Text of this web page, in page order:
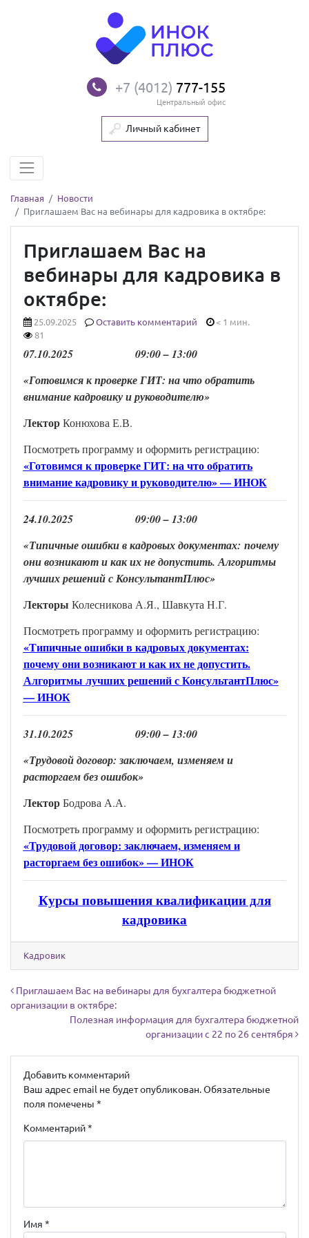
+7 (4012) 777-155
Центральный офис
Личный кабинет
Главная
Новости
Приглашаем Вас на вебинары для кадровика в октябре:
Приглашаем Вас на
вебинары для кадровика в
октябре:
25.09.2025 Оставить комментарий
< 1 мин.
81
07.10.2025 09:00 –13:00
«Готовимся к проверке ГИТ: на что обратить
внимание кадровику и руководителю»
ЛекторКонюхова Е.В.
Посмотреть программу и оформить регистрацию:
«Готовимся к проверке ГИТ: на что обратить
внимание кадровику и руководителю» — ИНОК
24.10.2025 09:00 –13:00
«Типичные ошибки в кадровых документах: почему
они возникают и как их не допустить. Алгоритмы
лучших решений с КонсультантПлюс»
Лекторы Колесникова А.Я., Шавкута Н.Г.
Посмотреть программу и оформить регистрацию:
«Типичные ошибки в кадровых документах:
почему они возникают и как их не допустить.
Алгоритмы лучших решений с КонсультантПлюс»
— ИНОК
31.10.2025 09:00 –13:00
«Трудовой договор: заключаем, изменяем и
расторгаем без ошибок»
Лектор Бодрова А.А.
Посмотреть программу и оформить регистрацию:
«Трудовой договор: заключаем, изменяем и
расторгаем без ошибок» — ИНОК
Курсы повышения квалификации для
кадровика
Кадровик
Навигация по записям
Приглашаем Вас на вебинары для бухгалтера бюджетной
организации в октябре:
Полезная информация для бухгалтера бюджетной
организации с 22 по 26 сентября
Добавить комментарий
Ваш адрес email не будет опубликован. Обязательные
поля помечены *
Комментарий*
Имя *